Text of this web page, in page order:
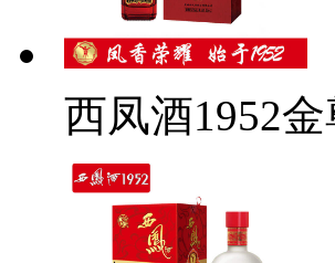
西凤酒1952